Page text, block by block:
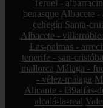
Teruel - albarracín
benasque Albacete -
cehegín Santa-
Albacete -
Las-palmas -
tenerife - san-
mallorca Málaga -
- vélez-málaga
Alicante - l39alfàs-
alcalá-la-real